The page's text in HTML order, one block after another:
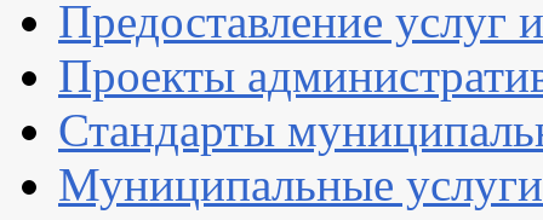
Предоставление услуг
Проекты
Стандарты
Муниципальные услуги